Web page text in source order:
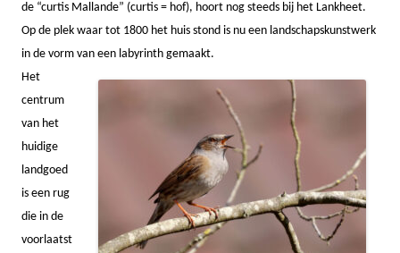
de “curtis Mallande” (curtis = hof), hoort nog steeds bij het Lankheet.
Op de plek waar tot 1800 het huis stond is nu een landschapskunstwerk
in de vorm van een labyrinth gemaakt.
Het
centrum
van het
huidige
landgoed
is een rug
die in de
voorlaatst